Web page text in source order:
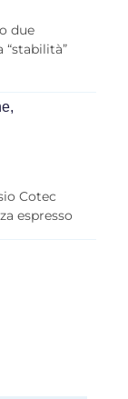
due
Cotec
espresso